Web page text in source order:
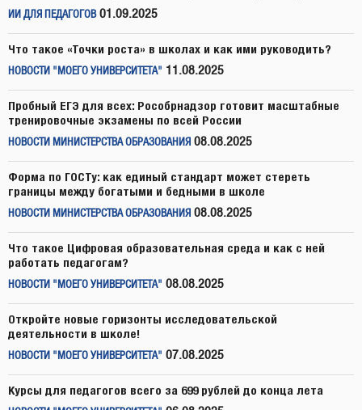
ИИ ДЛЯ ПЕДАГОГОВ 01.09.2025
Что такое «Точки роста» в школах и как ими руководить?
НОВОСТИ "МОЕГО УНИВЕРСИТЕТА" 11.08.2025
Пробный ЕГЭ для всех: Рособрнадзор готовит масштабные
тренировочные экзамены по всей России
НОВОСТИ МИНИСТЕРСТВА ОБРАЗОВАНИЯ 08.08.2025
Форма по ГОСТу: как единый стандарт может стереть
границы между богатыми и бедными в школе
НОВОСТИ МИНИСТЕРСТВА ОБРАЗОВАНИЯ 08.08.2025
Что такое Цифровая образовательная среда и как с ней
работать педагогам?
НОВОСТИ "МОЕГО УНИВЕРСИТЕТА" 08.08.2025
Откройте новые горизонты исследовательской
деятельности в школе!
НОВОСТИ "МОЕГО УНИВЕРСИТЕТА" 07.08.2025
Курсы для педагогов всего за 699 рублей до конца лета